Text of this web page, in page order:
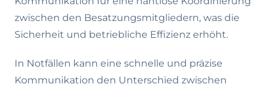
zwischen den Besatzungsmitgliedern, was die
Sicherheit und betriebliche Effizienz erhöht.
In Notfällen kann eine schnelle und präzise
Kommunikation den Unterschied zwischen